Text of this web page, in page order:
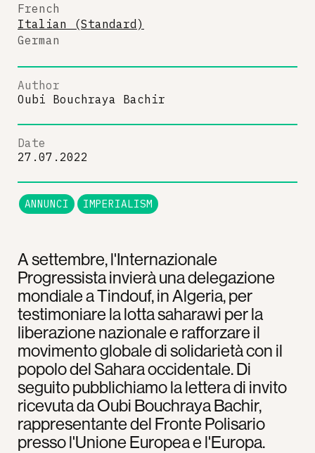
A settembre, l'Internazionale
Progressista invierà una delegazione
mondiale a Tindouf, in Algeria, per
testimoniare la lotta saharawi per la
liberazione nazionale e rafforzare il
movimento globale di solidarietà con il
popolo del Sahara occidentale. Di
seguito pubblichiamo la lettera di invito
ricevuta da Oubi Bouchraya Bachir,
rappresentante del Fronte Polisario
presso l'Unione Europea e l'Europa.
French
Italian (Standard)
German
Author
Oubi Bouchraya Bachir
Date
27.07.2022
ANNUNCI IMPERIALISM